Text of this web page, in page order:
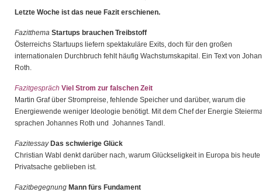
Letzte Woche ist das neue Fazit erschienen.
Fazitthema Startups brauchen Treibstoff
Österreichs Startuups liefern spektakuläre Exits, doch für den großen
internationalen Durchbruch fehlt häufig Wachstumskapital. Ein Text von
Roth.
Fazitgespräch Viel Strom zur falschen Zeit
Martin Graf über Strompreise, fehlende Speicher und darüber, warum die
Energiewende weniger Ideologie benötigt. Mit dem Chef der Energie
sprachen Johannes Roth und Johannes Tandl.
FazitessayDas schwierige Glück
Christian Wabl denkt darüber nach, warum Glückseligkeit in Europa bis heute
Privatsache geblieben ist.
Fazitbegegnung Mann fürs Fundament